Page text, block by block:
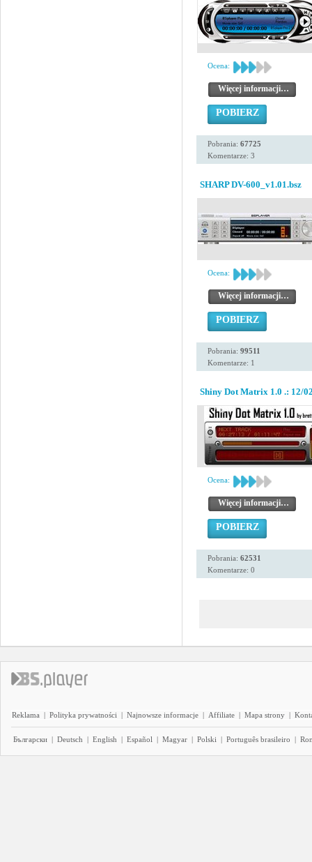
Ocena:
Więcej informacji…
POBIERZ
Pobrania: 67725
Komentarze: 3
SHARP DV-600_v1.01.bsz
Ocena:
Więcej informacji…
POBIERZ
Pobrania: 99511
Komentarze: 1
Shiny Dot Matrix 1.0 .: 12/
Ocena:
Więcej informacji…
POBIERZ
Pobrania: 62531
Komentarze: 0
Reklama | Polityka prywatności | Najnowsze informacje | Affiliate | Mapa strony |
Български | Deutsch | English | Español | Magyar | Polski | Português brasileiro |